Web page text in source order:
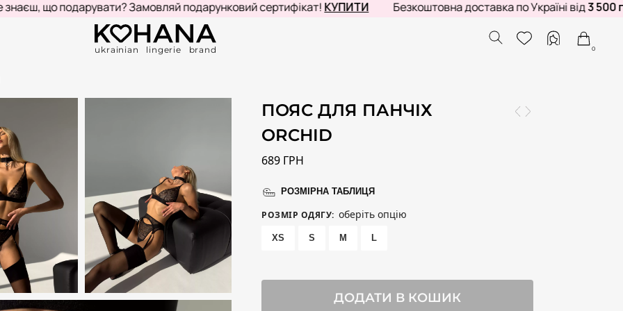
що подарувати? Замовляй подарунковий сертифікат!КУПИТИ Безкоштовна доставка по Україні від3 500 грн
ukrainian lingerie brand 0
ПОЯС ДЛЯ ПАНЧІХ
ORCHID
689 ГРН
РОЗМІРНА ТАБЛИЦЯ
РОЗМІР ОДЯГУ: оберіть опцію
XS S M L
ДОДАТИ В КОШИК